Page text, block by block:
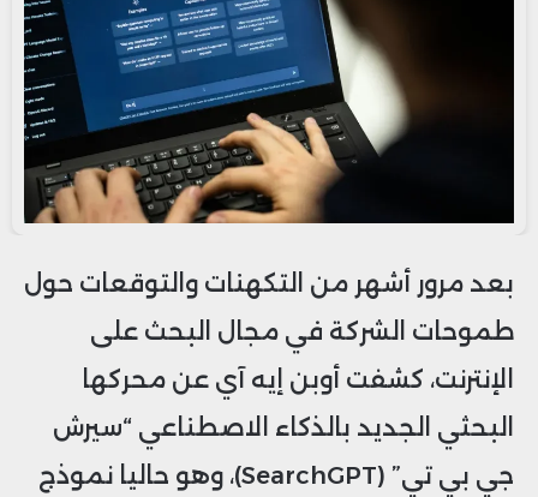
بعد مرور أشهر من التكهنات والتوقعات حول
طموحات الشركة في مجال البحث على
الإنترنت، كشفت أوبن إيه آي عن محركها
البحثي الجديد بالذكاء الاصطناعي “سيرش
جي بي تي” (SearchGPT)، وهو حاليا نموذج